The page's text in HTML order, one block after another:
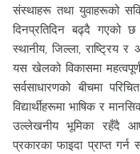
संस्थाहरू तथा युवाहरूको
दिनप्रतिदिन बढ्दै
स्थानीय, जिल्ला, राष्ट्रिय र
यस खेलको विकासमा
सर्वसाधारणको बीचमा
विद्यार्थीहरूमा भाषिक र
उल्लेखनीय भूमिका रहँदै
प्रकारका फाइदा प्राप्त